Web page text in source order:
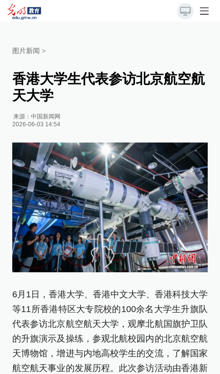
图片新闻 >
香港大学生代表参访北京航空航
天大学
来源：中国新闻网
2026-06-03 14:54
6月1日，香港大学、香港中文大学、香港科技大学
等11所香港特区大专院校的100余名大学生升旗队
代表参访北京航空航天大学，观摩北航国旗护卫队
的升旗演示及操练，参观北航校园内的北京航空航
天博物馆，增进与内地高校学生的交流，了解国家
航空航天事业的发展历程。此次参访活动由香港新